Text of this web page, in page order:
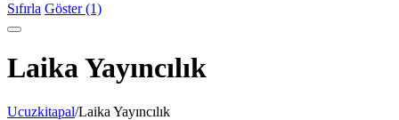
Sıfırla Göster (1)
Laika Yayıncılık
Ucuzkitapal/Laika Yayıncılık